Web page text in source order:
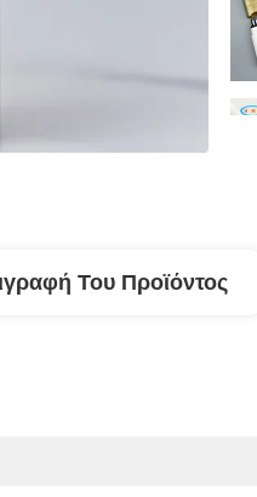
Του Προϊόντος